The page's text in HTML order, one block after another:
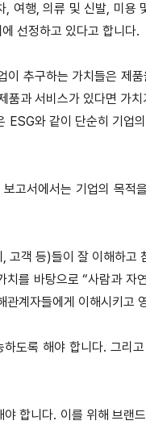
여행, 의류 및 신발, 미용
선정하고 있다고 합니다.
추구하는 가치들은 제
과 서비스가 있다면 가
와 같이 단순히 기업
고서에서는 기업의 목적
고객 등)들이 잘 이해하
를 바탕으로 “사람과 자
계자들에게 이해시키고
도록 해야 합니다. 그리
합니다. 이를 위해 브랜